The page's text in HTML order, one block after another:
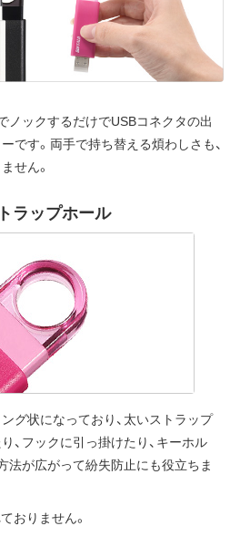
ノックするだけでUSBコネクタの出
です。両手で持ち替える煩わしさも、
せん。
ラップホール
グ状になっており、太いストラップ
、フックに引っ掛けたり、キーホル
法が広がって紛失防止にも役立ちま
おりません。